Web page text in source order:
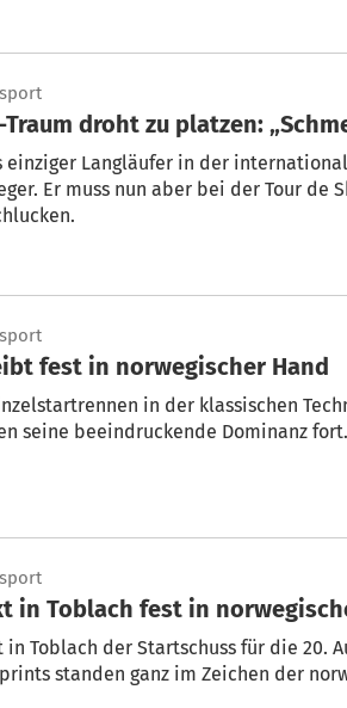
Traum droht zu platzen:
einziger Langläufer in der
Er muss nun aber bei der Tour de
fest in norwegischer Hand
in der klassischen
seine beeindruckende Dominanz fort.
in Toblach fest in
in Toblach der Startschuss für die 20.
standen ganz im Zeichen der